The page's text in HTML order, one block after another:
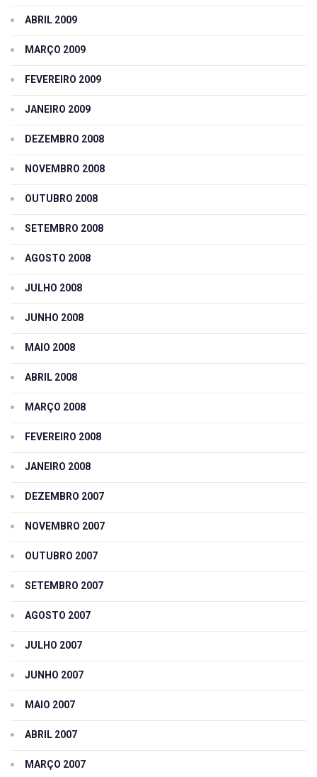
ABRIL 2009
MARÇO 2009
FEVEREIRO 2009
JANEIRO 2009
DEZEMBRO 2008
NOVEMBRO 2008
OUTUBRO 2008
SETEMBRO 2008
AGOSTO 2008
JULHO 2008
JUNHO 2008
MAIO 2008
ABRIL 2008
MARÇO 2008
FEVEREIRO 2008
JANEIRO 2008
DEZEMBRO 2007
NOVEMBRO 2007
OUTUBRO 2007
SETEMBRO 2007
AGOSTO 2007
JULHO 2007
JUNHO 2007
MAIO 2007
ABRIL 2007
MARÇO 2007